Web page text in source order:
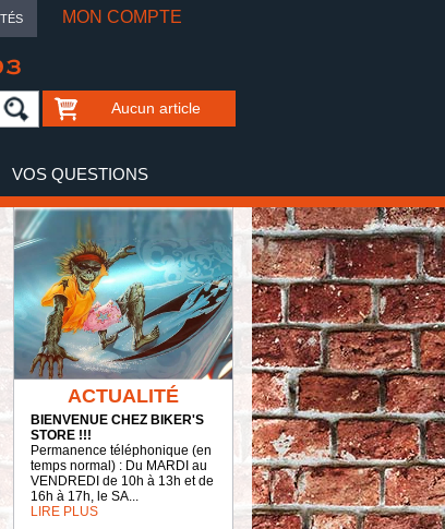
MON COMPTE
Aucun article
VOS QUESTIONS
ACTUALITÉ
BIENVENUE CHEZ BIKER'S
STORE !!!
Permanence téléphonique (en
temps normal) : Du MARDI au
VENDREDI de 10h à 13h et de
16h à 17h, le SA...
LIRE PLUS